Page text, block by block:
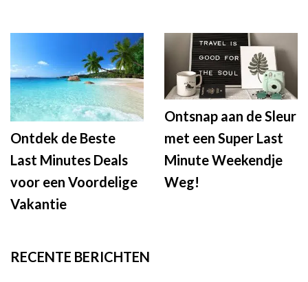
Ontdek de Beste
Last Minutes Deals
voor een Voordelige
Vakantie
Ontsnap aan de Sleur
met een Super Last
Minute Weekendje
Weg!
RECENTE BERICHTEN